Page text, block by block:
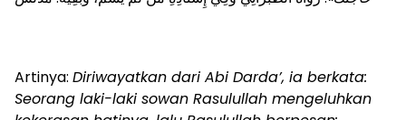
Artinya: Diriwayatkan dari Abi Darda’, ia berkata:
Seorang laki-laki sowan Rasulullah mengeluhkan